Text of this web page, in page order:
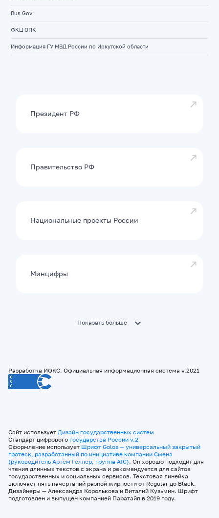
Bus Gov
ФКЦ ОПК
Информация ГУ МВД России по Иркутской области
Президент РФ
Правительство РФ
Национальные проекты России
Минцифры
Показать больше
Разработка ИОКС. Официальная информационная система v.2021
Сайт использует Дизайн государственных систем
Стандарт цифрового государства России v.2
Оформление использует Шрифт Golos — универсальный закрытый
гротеск, разработанный по инициативе компании Смена
(руководитель Артём Геллер, группа AIC). Он хорошо подходит для
чтения длинных текстов с экрана и рекомендуется для сайтов
государственных и социальных сервисов. Текстовая линейка
включает пять начертаний разной жирности от Regular до Black.
Дизайнеры — Александра Королькова и Виталий Кузьмин. Шрифт
подготовлен и выпущен компанией Паратайп в 2019 году.